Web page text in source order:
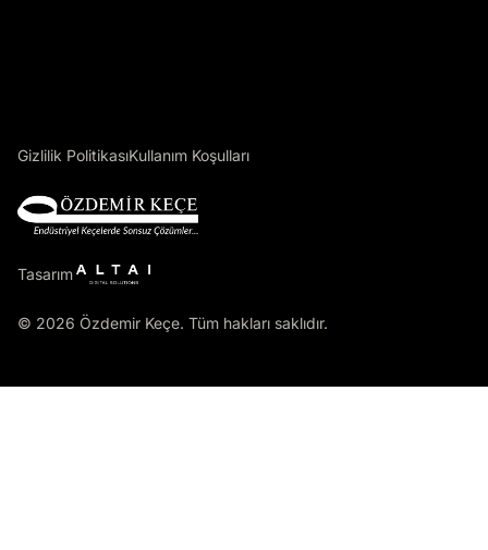
Tasarım
Gizlilik PolitikasıKullanım Koşulları
© 2026 Özdemir Keçe. Tüm hakları saklıdır.